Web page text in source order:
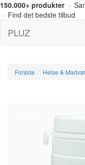
150.000+ produkter·
· Find det bedste tilbud
PLUZ
Forside Helse &